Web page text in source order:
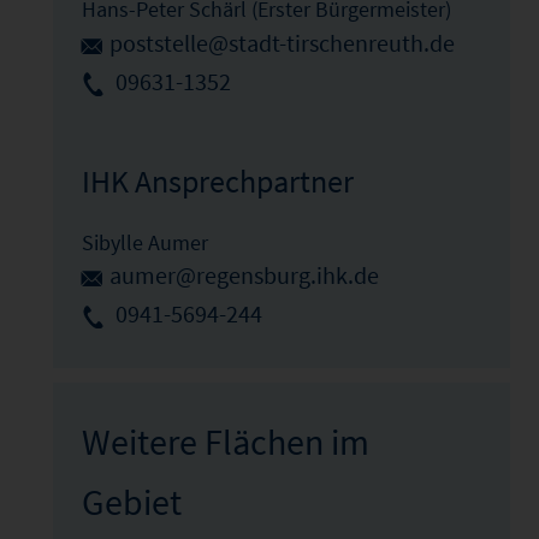
Hans-Peter Schärl (Erster Bürgermeister)
poststelle@stadt-tirschenreuth.de
09631-1352
IHK Ansprechpartner
Sibylle Aumer
aumer@regensburg.ihk.de
0941-5694-244
Weitere Flächen im
Gebiet